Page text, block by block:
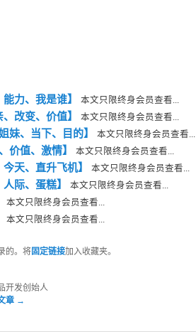
力、我是谁】 本文只限终身会员查看...
改变、价值】 本文只限终身会员查看...
妹、当下、目的】 本文只限终身会员查看...
价值、激情】 本文只限终身会员查看...
天、直升飞机】 本文只限终身会员查看...
际、蛋糕】 本文只限终身会员查看...
本文只限终身会员查看...
本文只限终身会员查看...
的。将固定链接加入收藏夹。
开发创始人
章 →